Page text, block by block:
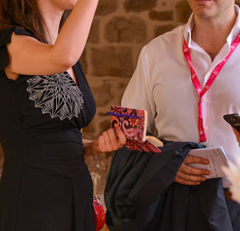
Mletačke Republike, čija je vlast
Jadrana, od Istre do Boke kotorske.
JUN
26
Jedinstveni mini muzej u
otkriva tajne prošlosti
Obnovljeni hotel Kvarner poziva svoje
Prošlost se ovdje otkriva kroz 290 sondi
prostorima — od restorana i Kristalne
Zamisao je gostima dočarati ne samo
kao turističkog odredišta. Pokazalo se da
gosti rado iščitavaju priče o prošlosti
uistinu veliko.